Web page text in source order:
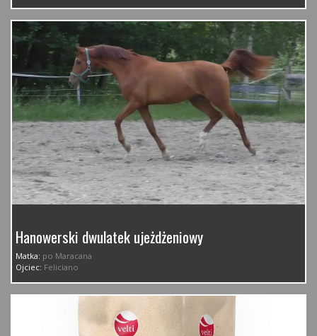
Hanowerski dwulatek ujeżdżeniowy
Matka: po Maracana
Ojciec: Feliciano